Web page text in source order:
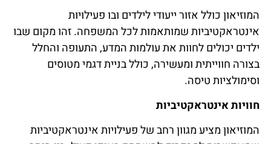
המוזיאון כולל אזור ייעודי לילדים ובו פעילויות
אינטראקטיביות שמותאמות לכל המשפחה. זהו מקום שבו
ילדים יכולים לחוות את עולמות המדע, התעופה והחלל
בצורה חווייתית ומעשירה, כולל בניית דגמי מטוסים
וסימולציות טיסה.
חוויות אינטראקטיביות
המוזיאון מציע מגוון רחב של פעילויות אינטראקטיביות